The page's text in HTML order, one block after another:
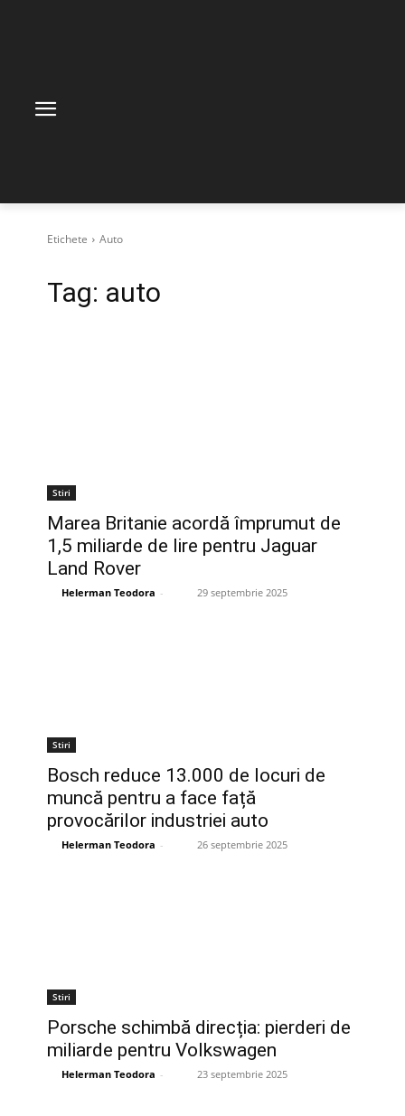
Etichete Auto
Tag: auto
Stiri
Marea Britanie acordă împrumut de
1,5 miliarde de lire pentru Jaguar
Land Rover
Helerman Teodora - 29 septembrie 2025
Stiri
Bosch reduce 13.000 de locuri de
muncă pentru a face față
provocărilor industriei auto
Helerman Teodora - 26 septembrie 2025
Stiri
Porsche schimbă direcția: pierderi de
miliarde pentru Volkswagen
Helerman Teodora - 23 septembrie 2025